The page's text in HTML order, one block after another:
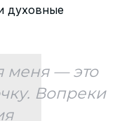
духовные
меня — это
Вопреки